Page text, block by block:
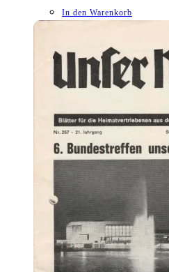
In den Warenkorb